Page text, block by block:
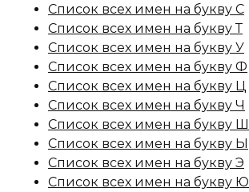
Список всех имен на букву С
Список всех имен на букву Т
Список всех имен на букву У
Список всех имен на букву Ф
Список всех имен на букву Ц
Список всех имен на букву Ч
Список всех имен на букву Ш
Список всех имен на букву Ы
Список всех имен на букву Э
Список всех имен на букву Ю